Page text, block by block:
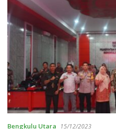
Bengkulu Utara 15/12/2023